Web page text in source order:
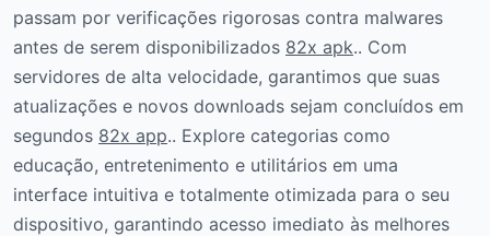
passam por verificações rigorosas contra malwares
antes de serem disponibilizados 82x apk.. Com
servidores de alta velocidade, garantimos que suas
atualizações e novos downloads sejam concluídos em
segundos 82x app.. Explore categorias como
educação, entretenimento e utilitários em uma
interface intuitiva e totalmente otimizada para o seu
dispositivo, garantindo acesso imediato às melhores